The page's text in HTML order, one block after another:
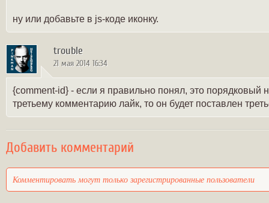
ну или добавьте в js-коде иконку.
trouble
21 мая 2014 16:34
{comment-id} - если я правильно понял, это порядковый
третьему комментарию лайк, то он будет поставлен
Добавить комментарий
Комментировать могут только зарегистрированные пользователи